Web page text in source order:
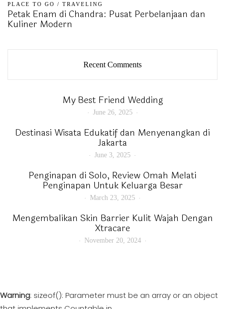
PLACE TO GO / TRAVELING
Petak Enam di Chandra: Pusat Perbelanjaan dan
Kuliner Modern
Recent Comments
My Best Friend Wedding
June 26, 2025
Destinasi Wisata Edukatif dan Menyenangkan di
Jakarta
June 3, 2025
Penginapan di Solo, Review Omah Melati
Penginapan Untuk Keluarga Besar
March 23, 2025
Mengembalikan Skin Barrier Kulit Wajah Dengan
Xtracare
November 20, 2024
Warning: sizeof(): Parameter must be an array or an object